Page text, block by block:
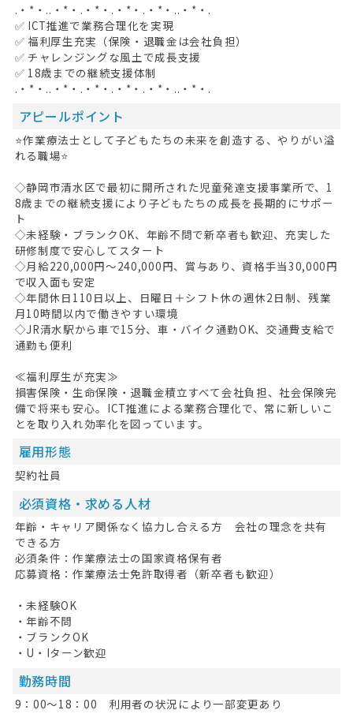
HOME
無料会員登録
ログイン
キープした求人
最近見た求人
お問い合わせ
掲載希望の方へ
.・*・..・*・.・*・.・*・.・*・..・*・.
✅ ICT推進で業務合理化を実現
✅ 福利厚生充実（保険・退職金は会社負担）
✅ チャレンジングな風土で成長支援
✅ 18歳までの継続支援体制
.・*・..・*・.・*・.・*・.・*・..・*・.
アピールポイント
⭐作業療法士として子どもたちの未来を創造する、やりがい溢
れる職場⭐
◇静岡市清水区で最初に開所された児童発達支援事業所で、1
8歳までの継続支援により子どもたちの成長を長期的にサポー
ト
◇未経験・ブランクOK、年齢不問で新卒者も歓迎、充実した
研修制度で安心してスタート
◇月給220,000円〜240,000円、賞与あり、資格手当30,000円
で収入面も安定
◇年間休日110日以上、日曜日＋シフト休の週休2日制、残業
月10時間以内で働きやすい環境
◇JR清水駅から車で15分、車・バイク通勤OK、交通費支給で
通勤も便利
≪福利厚生が充実≫
損害保険・生命保険・退職金積立すべて会社負担、社会保険完
備で将来も安心。ICT推進による業務合理化で、常に新しいこ
とを取り入れ効率化を図っています。
雇用形態
契約社員
必須資格・求める人材
年齢・キャリア関係なく協力し合える方 会社の理念を共有
できる方
必須条件：作業療法士の国家資格保有者
応募資格：作業療法士免許取得者（新卒者も歓迎）
・未経験OK
・年齢不問
・ブランクOK
・U・Iターン歓迎
勤務時間
9：00～18：00 利用者の状況により一部変更あり